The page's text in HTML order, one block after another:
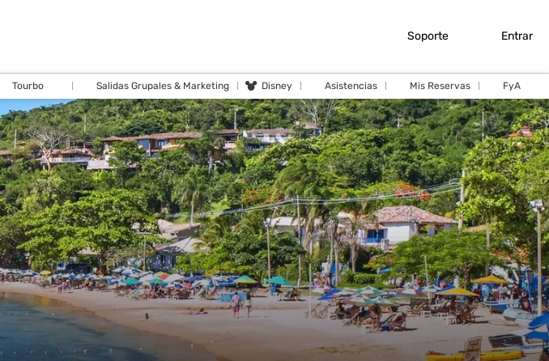
Soporte Entrar
Tourbo Salidas Grupales & Marketing Disney Asistencias Mis Reservas FyA